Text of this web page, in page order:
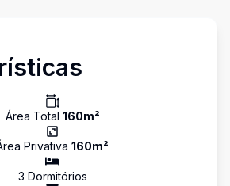
Área Total 160m²
Privativa 160m²
3 Dormitórios